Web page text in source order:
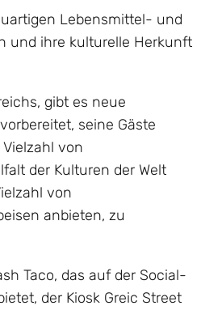
Lebensmittel- und
und ihre kulturelle Herkunft
gibt es neue
seine Gäste
von
der Kulturen der Welt
von
anbieten, zu
Taco, das auf der Social-
der Kiosk Greic Street